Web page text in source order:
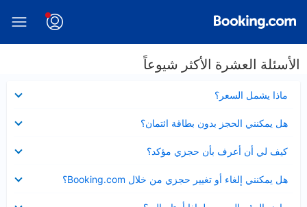
الأسئلة العشرة الأكثر شيوعاً
ماذا يشمل السعر؟
مصغر
هل يمكنني الحجز بدون بطاقة ائتمان؟
مصغر
كيف لي أن أعرف بأن حجزي مؤكد؟
مصغر
هل يمكنني إلغاء أو تغيير حجزي من خلال Booking.com؟
مصغر